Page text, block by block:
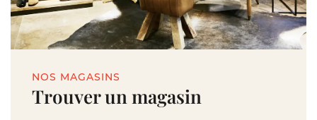
NOS MAGASINS
Trouver un magasin